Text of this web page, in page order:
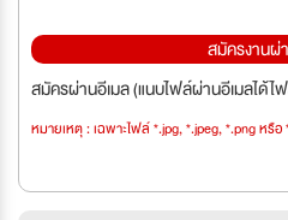
สมัครงานผ่
สมัครผ่านอีเมล (แนบไฟล์ผ่านอีเมลได้ไ
หมายเหตุ : เฉพาะไฟล์ *.jpg, *.jpeg, *.png หรื